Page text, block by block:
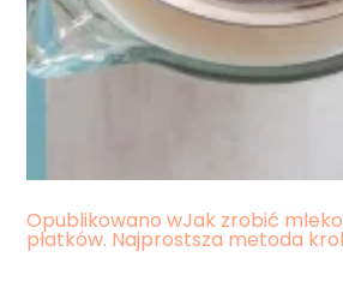
Nawigacja
Opublikowano wJak zrobić
płatków. Najprostsza metoda